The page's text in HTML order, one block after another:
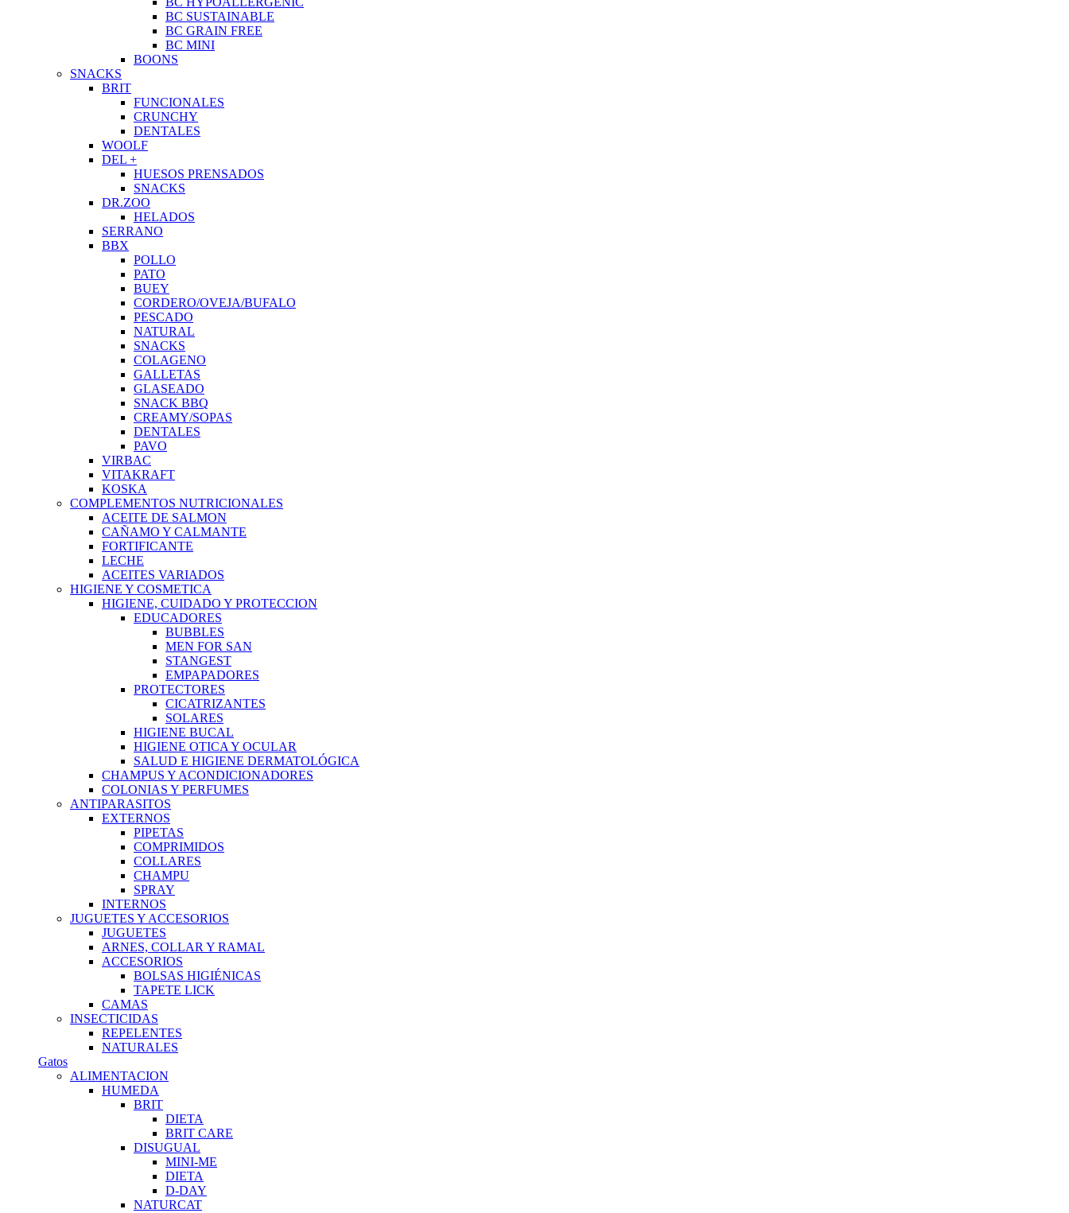
BC SUSTAINABLE
BC GRAIN FREE
BC MINI
BOONS
SNACKS
BRIT
FUNCIONALES
CRUNCHY
DENTALES
WOOLF
DEL +
HUESOS PRENSADOS
SNACKS
DR.ZOO
HELADOS
SERRANO
BBX
POLLO
PATO
BUEY
CORDERO/OVEJA/BUFALO
PESCADO
NATURAL
SNACKS
COLAGENO
GALLETAS
GLASEADO
SNACK BBQ
CREAMY/SOPAS
DENTALES
PAVO
VIRBAC
VITAKRAFT
KOSKA
COMPLEMENTOS NUTRICIONALES
ACEITE DE SALMON
CAÑAMO Y CALMANTE
FORTIFICANTE
LECHE
ACEITES VARIADOS
HIGIENE Y COSMETICA
HIGIENE, CUIDADO Y PROTECCION
EDUCADORES
BUBBLES
MEN FOR SAN
STANGEST
EMPAPADORES
PROTECTORES
CICATRIZANTES
SOLARES
HIGIENE BUCAL
HIGIENE OTICA Y OCULAR
SALUD E HIGIENE DERMATOLÓGICA
CHAMPUS Y ACONDICIONADORES
COLONIAS Y PERFUMES
ANTIPARASITOS
EXTERNOS
PIPETAS
COMPRIMIDOS
COLLARES
CHAMPU
SPRAY
INTERNOS
JUGUETES Y ACCESORIOS
JUGUETES
ARNES, COLLAR Y RAMAL
ACCESORIOS
BOLSAS HIGIÉNICAS
TAPETE LICK
CAMAS
INSECTICIDAS
REPELENTES
NATURALES
Gatos
ALIMENTACION
HUMEDA
BRIT
DIETA
BRIT CARE
DISUGUAL
MINI-ME
DIETA
D-DAY
NATURCAT